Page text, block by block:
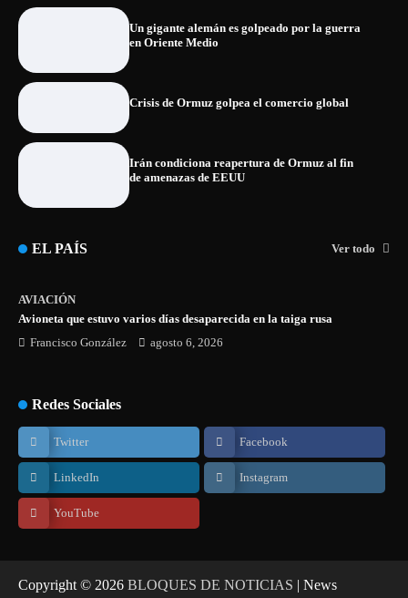
Un gigante alemán es golpeado por la guerra
en Oriente Medio
Crisis de Ormuz golpea el comercio global
Irán condiciona reapertura de Ormuz al fin
de amenazas de EEUU
EL PAÍS Ver todo
AVIACIÓN
Avioneta que estuvo varios días desaparecida en la taiga rusa
Francisco González agosto 6, 2026
Redes Sociales
Twitter Facebook
LinkedIn Instagram
YouTube
Copyright © 2026 BLOQUES DE NOTICIAS | News